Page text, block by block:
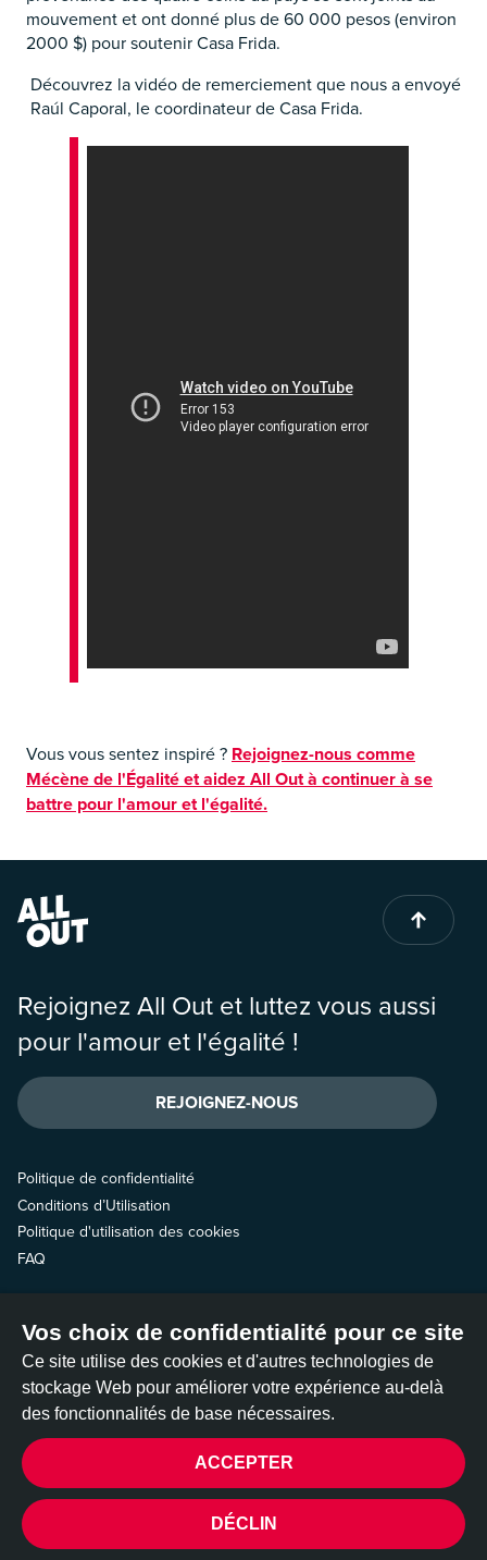
mouvement et ont donné plus de 60 000 pesos (environ
2000 $) pour soutenir Casa Frida.
Découvrez la vidéo de remerciement que nous a envoyé
Raúl Caporal, le coordinateur de Casa Frida.
Vous vous sentez inspiré ? Rejoignez-nous comme
Mécène de l'Égalité et aidez All Out à continuer à se
battre pour l'amour et l'égalité.
Rejoignez All Out et luttez vous aussi
pour l'amour et l'égalité !
REJOIGNEZ-NOUS
Politique de confidentialité
Conditions d’Utilisation
Politique d'utilisation des cookies
FAQ
Suivez-nous
All Out est gérée par deux organisations américaines à but non lucratif :
All Out Action Fund, Inc, 501(c)(4), et All Out Impact Fund, Inc, 501(c)(3).
©2026 All Out
Réalisé par
Vos choix de confidentialité pour ce site
Ce site utilise des cookies et d'autres technologies de
stockage Web pour améliorer votre expérience au-delà
des fonctionnalités de base nécessaires.
ACCEPTER
DÉCLIN